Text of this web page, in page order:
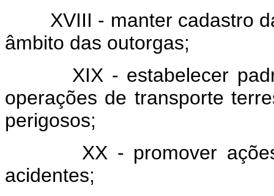
XVIII - manter cadastro
âmbito das outorgas;
XIX - estabelecer
operações de transporte
perigosos;
XX - promover ações
acidentes;